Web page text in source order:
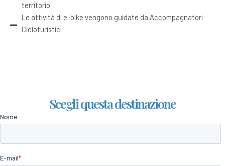
territorio.
Le attività di e-bike vengono guidate da Accompagnatori
Cicloturistici
Scegli questa destinazione